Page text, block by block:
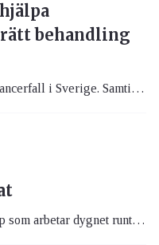
behandling
Varje år upptäcks omkring 75 000 cancerfall i Sverige. Samtidigt lever över 600 000 svenskar i dag med, eller har tidigare haft, en cancerdiagnos. Trots stora framsteg inom cancervården är en av de största utmaningarna fortfarande att hitta rätt behandling för rätt patient. Nu visar svensk forskning att det kan gå att ta reda på vilken behandling som fungerar bäst inom fem dagar, istället för efter flera månaders behandling.
Hjärtat är kroppens livsviktiga pump som arbetar dygnet runt för att förse organ och vävnader med syre och näring. Här kan du läsa om var hjärtat sitter, hur det fungerar, vanliga hjärtsjukdomar och vilka symtom som kan vara tecken på att något inte står rätt till.